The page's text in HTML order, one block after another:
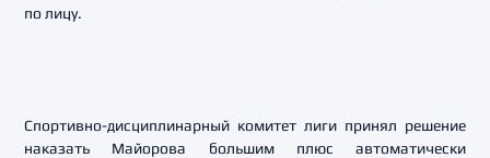
по лицу.
Спортивно-дисциплинарный комитет лиги принял решение
наказать Майорова большим плюс автоматически